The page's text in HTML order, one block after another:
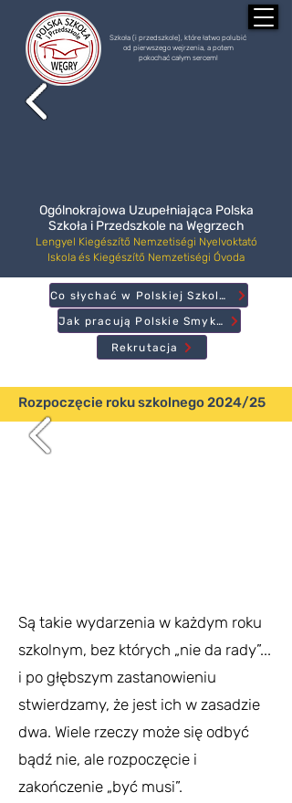
Szkoła (i przedszkole), które łatwo polubić
od pierwszego wejrzenia, a potem
pokochać całym sercem!
Ogólnokrajowa Uzupełniająca Polska
Szkoła i Przedszkole na Węgrzech
Lengyel Kiegészítő Nemzetiségi Nyelvoktató
Iskola és Kiegészítő Nemzetiségi Óvoda
Rekrutacja
Jak pracują Polskie Smyki?
Co słychać w Polskiej Szkole?
Rozpoczęcie roku szkolnego 2024/25
Są takie wydarzenia w każdym roku
szkolnym, bez których „nie da rady”...
i po głębszym zastanowieniu
stwierdzamy, że jest ich w zasadzie
dwa. Wiele rzeczy może się odbyć
bądź nie, ale rozpoczęcie i
zakończenie „być musi”.